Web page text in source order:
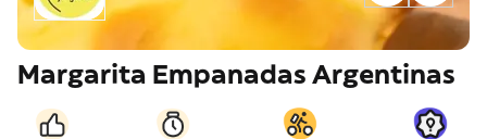
Margarita Empanadas Argentinas